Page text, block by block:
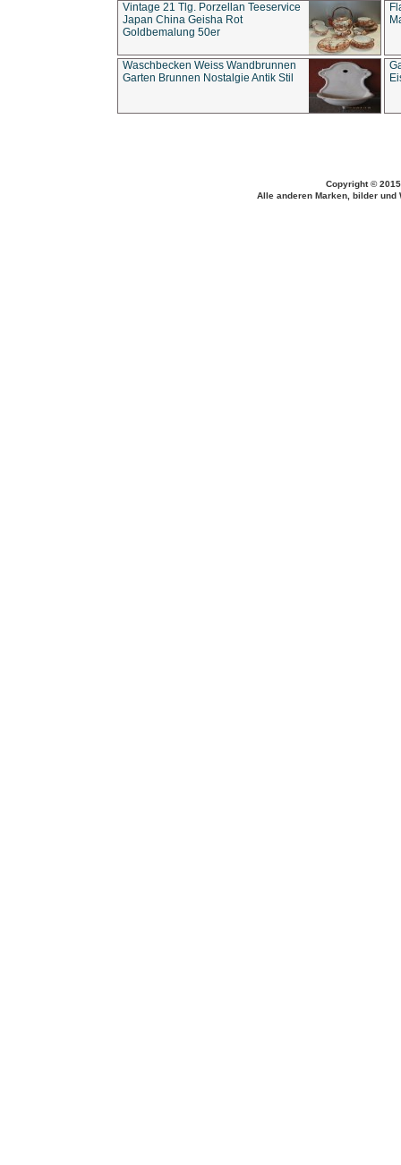
Vintage 21 Tlg. Porzellan Teeservice
Japan China Geisha Rot
Goldbemalung 50er
Waschbecken Weiss Wandbrunnen
Garten Brunnen Nostalgie Antik Stil
Copyright ©
Alle anderen Marken, bilder und